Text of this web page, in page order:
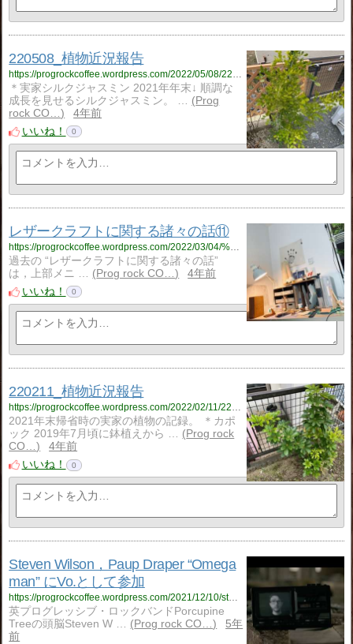
220508_植物近況報告
＊実家シルクジャスミン 2021年年末↓ 順調な
成長を見せるシルクジャスミン。 …
Prog
rock CO…
4年前
いいね！
0
レザークラフトに関する諸々の話⑪
https://progrockcoffee.wordpress.com/2022/03/04/%e3%83%ac%e3%82%b6%e3%83%bc%e3%82%af%e3%83%a9%e3%83%95%e3%83%88%e3%81%ab%e9%96%a2%e3%81%99%e3%82%8b%e8%ab%b8%e3%80%85%e3%81%ae%e8%a9%b1%e2%91%aa/
過去の “レザークラフトに関する諸々の話”
は，上部メニ …
Prog rock CO…
4年前
いいね！
0
220211_植物近況報告
https://progrockcoffee.wordpress.com/2022/02/11/220211_%e6%a4%8d%e7%89%a9%e8%bf%91%e6%b3%81%e5%a0%b1%e5%91%8a/
2021年末帰省時の実家の植物の記録。 ＊カポ
ック 2019年7月頃に鉢植えから …
Prog rock
CO…
4年前
いいね！
0
Steven Wilson，Paup Draper “Omega
man” にVo.として参加
https://progrockcoffee.wordpress.com/2021/12/10/steven-wilson%ef%bc%8cpaup-draper-omega-man-%e3%81%abvo-%e3%81%a8%e3%81%97%e3%81%a6%e5%8f%82%e5%8a%a0/
英プログレッシブ・ロックバンドPorcupine
Treeの頭脳Steven W …
Prog rock CO…
5年
前